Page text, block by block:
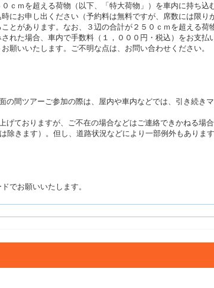
ｃｍを超える荷物（以下、「特大荷物」）を車内に持ち込
にお申し出ください（予約料は無料ですが、席数には限り
とがあります。なお、３辺の合計が２５０ｃｍを超える荷
れた場合、車内で手数料（１，０００円・税込）をお支払
願いいたします。ご不明な点は、お問い合わせください。
の間ツアーご参加の際は、屋内や車内などでは、引き続き
げておりますが、ご不在の場合などはご連絡できかねる場
除きます）。但し、道路状況などにより一部例外もありま
でお願いいたします。